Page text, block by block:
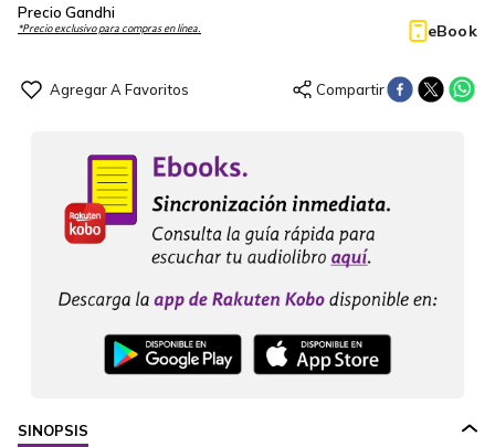
Precio Gandhi
*Precio exclusivo para compras en línea. eBook
SINOPSIS